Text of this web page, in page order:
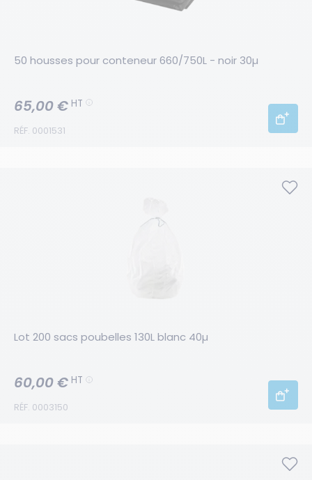
50 housses pour conteneur 660/750L - noir 30µ
RÉF. 0001531
65,00 € HT
Lot 200 sacs poubelles 130L blanc 40µ
RÉF. 0003150
60,00 € HT